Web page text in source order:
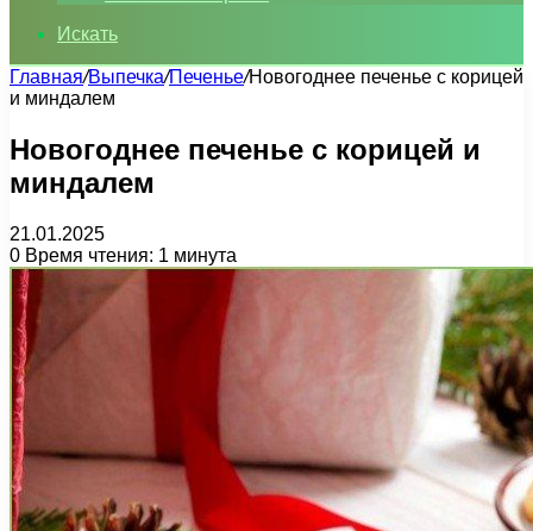
Искать
Главная/Выпечка/Печенье/Новогоднее печенье с корицей
и миндалем
Новогоднее печенье с корицей и
миндалем
21.01.2025
0 Время чтения: 1 минута